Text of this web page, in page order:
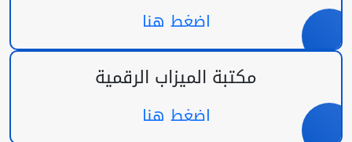
اضغط هنا
مكتبة الميزاب الرقمية
اضغط هنا